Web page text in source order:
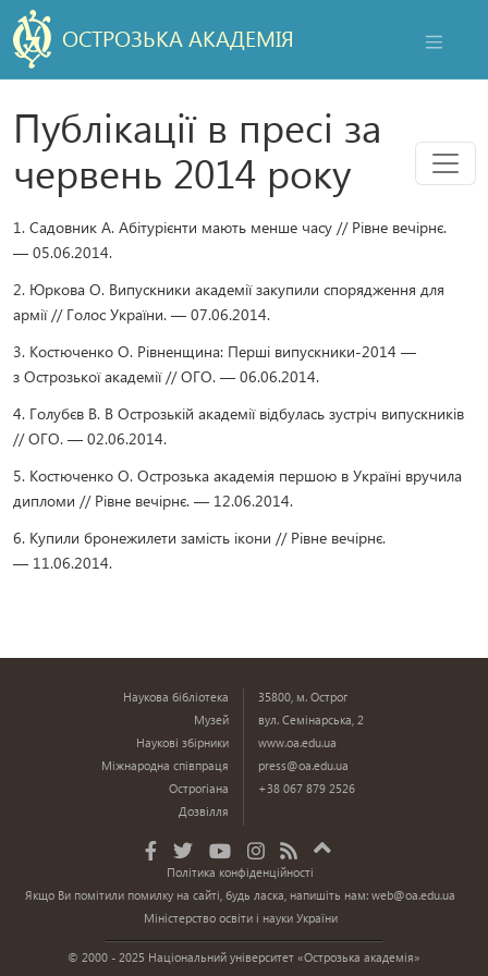
ОСТРОЗЬКА АКАДЕМІЯ
Публікації в пресі за
червень 2014 року
Меню
1. Садовник А. Абітурієнти мають менше часу // Рівне вечірнє.
— 05.06.2014.
2. Юркова О. Випускники академії закупили спорядження для
армії // Голос України. — 07.06.2014.
3. Костюченко О. Рівненщина: Перші випускники-2014 —
з Острозької академії // ОГО. — 06.06.2014.
4. Голубєв В. В Острозькій академії відбулась зустріч випускників
// ОГО. — 02.06.2014.
5. Костюченко О. Острозька академія першою в Україні вручила
дипломи // Рівне вечірнє. — 12.06.2014.
6. Купили бронежилети замість ікони // Рівне вечірнє.
— 11.06.2014.
Наукова бібліотека
Музей
Наукові збірники
Міжнародна співпраця
Острогіана
Дозвілля
35800, м. Острог
вул. Семінарська, 2
www.oa.edu.ua
press@oa.edu.ua
+38 067 879 2526
Політика конфіденційності
Якщо Ви помітили помилку на сайті, будь ласка, напишіть нам:web@oa.edu.ua
Міністерство освіти і науки України
© 2000 - 2025 Національний університет «Острозька академія»